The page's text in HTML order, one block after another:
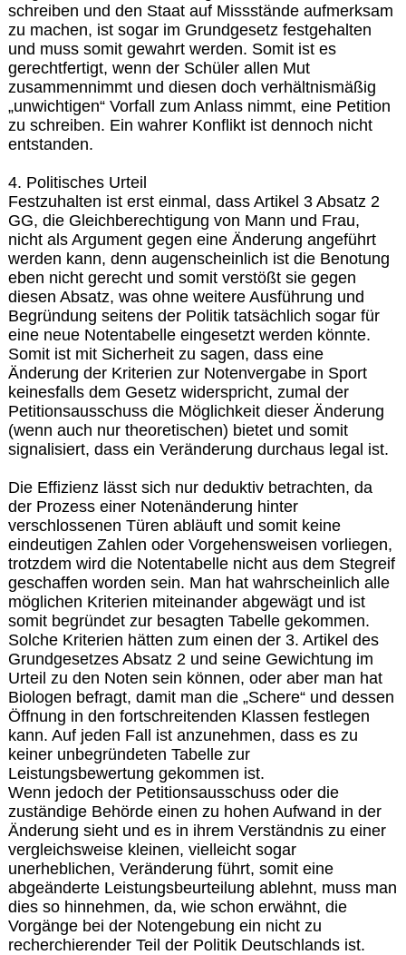
schreiben und den Staat auf Missstände aufmerksam
zu machen, ist sogar im Grundgesetz festgehalten
und muss somit gewahrt werden. Somit ist es
gerechtfertigt, wenn der Schüler allen Mut
zusammennimmt und diesen doch verhältnismäßig
„unwichtigen“ Vorfall zum Anlass nimmt, eine Petition
zu schreiben. Ein wahrer Konflikt ist dennoch nicht
entstanden.
4. Politisches Urteil
Festzuhalten ist erst einmal, dass Artikel 3 Absatz 2
GG, die Gleichberechtigung von Mann und Frau,
nicht als Argument gegen eine Änderung angeführt
werden kann, denn augenscheinlich ist die Benotung
eben nicht gerecht und somit verstößt sie gegen
diesen Absatz, was ohne weitere Ausführung und
Begründung seitens der Politik tatsächlich sogar für
eine neue Notentabelle eingesetzt werden könnte.
Somit ist mit Sicherheit zu sagen, dass eine
Änderung der Kriterien zur Notenvergabe in Sport
keinesfalls dem Gesetz widerspricht, zumal der
Petitionsausschuss die Möglichkeit dieser Änderung
(wenn auch nur theoretischen) bietet und somit
signalisiert, dass ein Veränderung durchaus legal ist.
Die Effizienz lässt sich nur deduktiv betrachten, da
der Prozess einer Notenänderung hinter
verschlossenen Türen abläuft und somit keine
eindeutigen Zahlen oder Vorgehensweisen vorliegen,
trotzdem wird die Notentabelle nicht aus dem Stegreif
geschaffen worden sein. Man hat wahrscheinlich alle
möglichen Kriterien miteinander abgewägt und ist
somit begründet zur besagten Tabelle gekommen.
Solche Kriterien hätten zum einen der 3. Artikel des
Grundgesetzes Absatz 2 und seine Gewichtung im
Urteil zu den Noten sein können, oder aber man hat
Biologen befragt, damit man die „Schere“ und dessen
Öffnung in den fortschreitenden Klassen festlegen
kann. Auf jeden Fall ist anzunehmen, dass es zu
keiner unbegründeten Tabelle zur
Leistungsbewertung gekommen ist.
Wenn jedoch der Petitionsausschuss oder die
zuständige Behörde einen zu hohen Aufwand in der
Änderung sieht und es in ihrem Verständnis zu einer
vergleichsweise kleinen, vielleicht sogar
unerheblichen, Veränderung führt, somit eine
abgeänderte Leistungsbeurteilung ablehnt, muss man
dies so hinnehmen, da, wie schon erwähnt, die
Vorgänge bei der Notengebung ein nicht zu
recherchierender Teil der Politik Deutschlands ist.